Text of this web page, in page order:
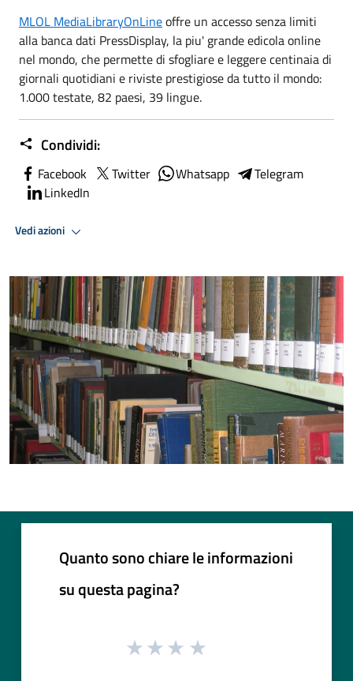
MLOL MediaLibraryOnLineoffre un accesso senza limiti
alla banca dati PressDisplay, la piu' grande edicola online
nel mondo, che permette di sfogliare e leggere centinaia di
giornali quotidiani e riviste prestigiose da tutto il mondo:
1.000 testate, 82 paesi, 39 lingue.
Condividi:
Facebook Twitter Whatsapp
Telegram
LinkedIn
Vedi azioni
Quanto sono chiare le informazioni
su questa pagina?